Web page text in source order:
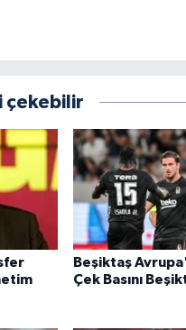
çekebilir
Beşiktaş
Çek Basını